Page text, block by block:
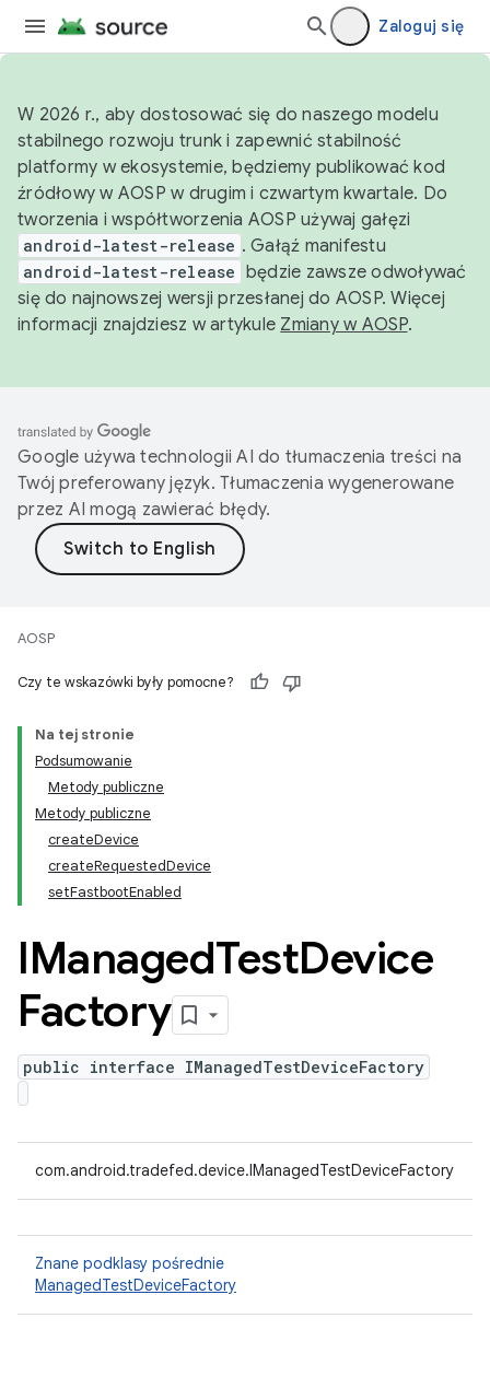
Zaloguj się
W 2026 r., aby dostosować się do naszego modelu
stabilnego rozwoju trunk i zapewnić stabilność
platformy w ekosystemie, będziemy publikować kod
źródłowy w AOSP w drugim i czwartym kwartale. Do
tworzenia i współtworzenia AOSP używaj gałęzi
android-latest-release . Gałąź manifestu
android-latest-release będzie zawsze odwoływać
się do najnowszej wersji przesłanej do AOSP. Więcej
informacji znajdziesz w artykule Zmiany w AOSP.
Google używa technologii AI do tłumaczenia treści na
Twój preferowany język. Tłumaczenia wygenerowane
przez AI mogą zawierać błędy.
AOSP
Czy te wskazówki były pomocne?
Na tej stronie
Podsumowanie
Metody publiczne
Metody publiczne
createDevice
createRequestedDevice
setFastbootEnabled
IManagedTestDevice
Factory
public interface IManagedTestDeviceFactory
com.android.tradefed.device.IManagedTestDeviceFactory
Znane podklasy pośrednie
ManagedTestDeviceFactory